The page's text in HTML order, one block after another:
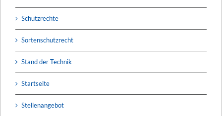
Schutzrechte
Sortenschutzrecht
Stand der Technik
Startseite
Stellenangebot